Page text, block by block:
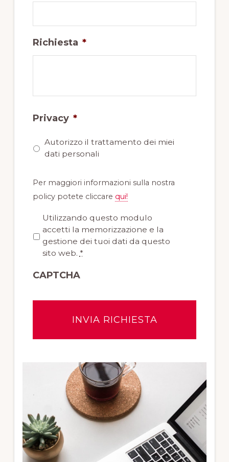
Richiesta *
Privacy *
Autorizzo il trattamento dei miei
dati personali
Per maggiori informazioni sulla nostra
policy potete cliccare qui!
i
c
*
Utilizzando questo modulo
accetti la memorizzazione e la
gestione dei tuoi dati da questo
sito web. *
CAPTCHA